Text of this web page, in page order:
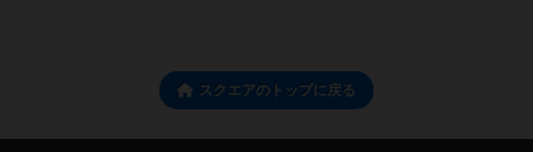
スクエアのトップに戻る